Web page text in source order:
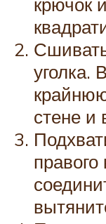
уголка.
стене и
правого